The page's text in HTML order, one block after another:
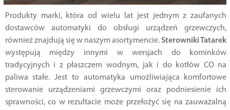
Produkty marki, która od wielu lat jest jednym z zaufanych
dostawców automatyki do obsługi urządzeń grzewczych,
również znajdują się w naszym asortymencie. Sterowniki Tatarek
występują między innymi w wersjach do kominków
tradycyjnych i z płaszczem wodnym, jak i do kotłów CO na
paliwa stałe. Jest to automatyka umożliwiająca komfortowe
sterowanie urządzeniami grzewczymi oraz podniesienie ich
sprawności, co w rezultacie może przełożyć się na zauważalną